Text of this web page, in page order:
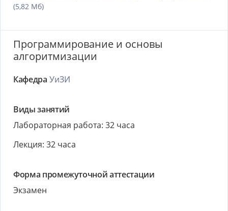
(5,82 Мб)
Программирование и основы
алгоритмизации
Кафедра УиЗИ
Виды занятий
Лабораторная работа: 32 часа
Лекция: 32 часа
Форма промежуточной аттестации
Экзамен